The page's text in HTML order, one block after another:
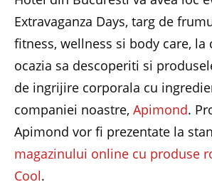
Extravaganza Days, targ de
fitness, wellness si body care, la
ocazia sa descoperiti si
de ingrijire corporala cu
companiei noastre, Apimond.
Apimond vor fi prezentate la
magazinului online cu produse
Cool.